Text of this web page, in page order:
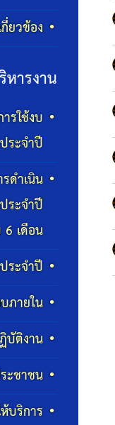
ยวข้อง
หารงาน
รใช้งบ
ระจำปี
ดำเนิน
ระจำปี
เดือน
ระจำปี
ภายใน
บัติงาน
ะชาชน
บริการ